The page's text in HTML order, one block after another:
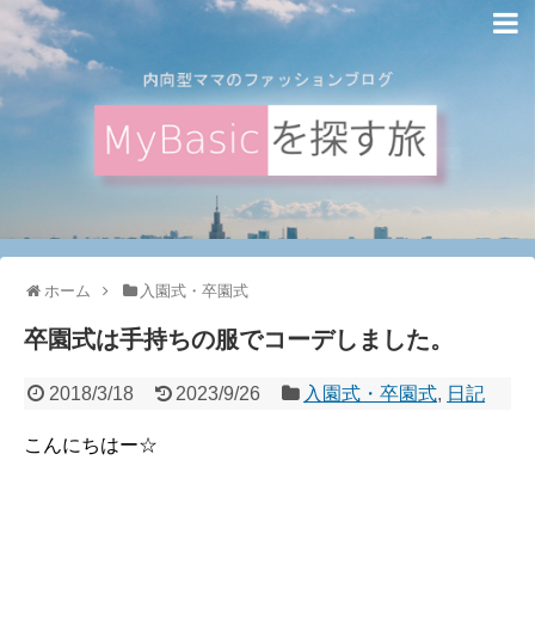
ホーム 入園式・卒園式
卒園式は手持ちの服でコーデしました。
2018/3/18 2023/9/26 入園式・卒園式, 日記
こんにちはー☆